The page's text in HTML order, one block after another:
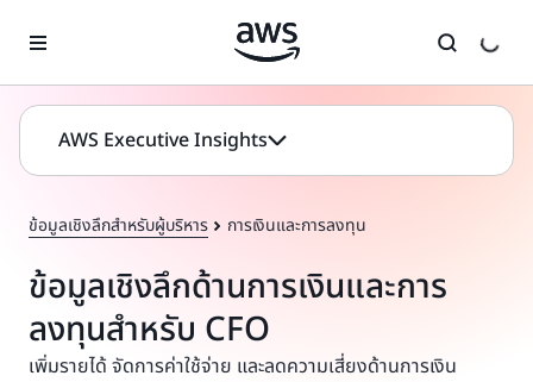
AWS Executive Insights
ข้อมูลเชิงลึกสำหรับผู้บริหาร การเงินและการลงทุน
ข้อมูลเชิงลึกด้านการเงินและการ
ลงทุนสำหรับ CFO
เพิ่มรายได้ จัดการค่าใช้จ่าย และลดความเสี่ยงด้านการเงิน